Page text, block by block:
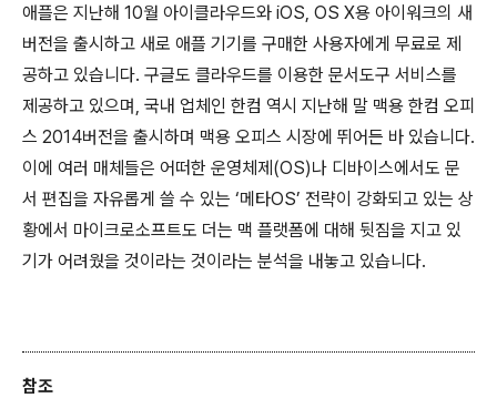
애플은 지난해 10월 아이클라우드와 iOS, OS X용 아이워크의 새
버전을 출시하고 새로 애플 기기를 구매한 사용자에게 무료로 제
공하고 있습니다. 구글도 클라우드를 이용한 문서도구 서비스를
제공하고 있으며, 국내 업체인 한컴 역시 지난해 말 맥용 한컴 오피
스 2014버전을 출시하며 맥용 오피스 시장에 뛰어든 바 있습니다.
이에 여러 매체들은 어떠한 운영체제(OS)나 디바이스에서도 문
서 편집을 자유롭게 쓸 수 있는 ‘메타OS’ 전략이 강화되고 있는 상
황에서 마이크로소프트도 더는 맥 플랫폼에 대해 뒷짐을 지고 있
기가 어려웠을 것이라는 것이라는 분석을 내놓고 있습니다.
참조